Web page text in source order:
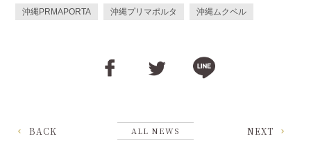
沖縄PRMAPORTA 沖縄プリマポルタ 沖縄ムクベル
BACK ALL NEWS NEXT